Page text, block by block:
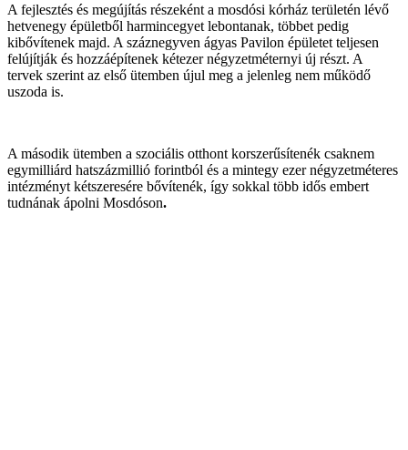
A fejlesztés és megújítás részeként a mosdósi kórház területén lévő
hetvenegy épületből harmincegyet lebontanak, többet pedig
kibővítenek majd. A száznegyven ágyas Pavilon épületet teljesen
felújítják és hozzáépítenek kétezer négyzetméternyi új részt. A
tervek szerint az első ütemben újul meg a jelenleg nem működő
uszoda is.
A második ütemben a szociális otthont korszerűsítenék csaknem
egymilliárd hatszázmillió forintból és a mintegy ezer négyzetméteres
intézményt kétszeresére bővítenék, így sokkal több idős embert
tudnának ápolni Mosdóson.